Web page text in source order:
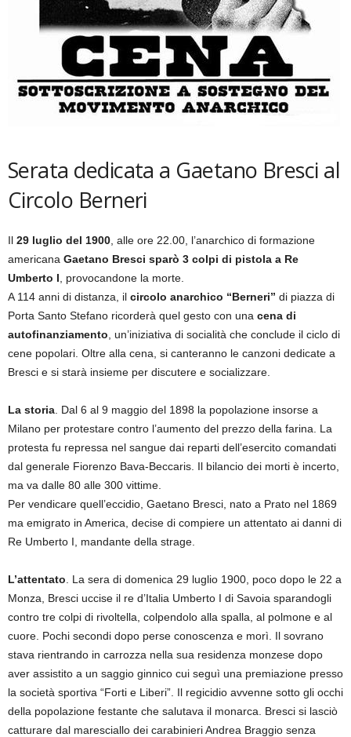
Serata dedicata a Gaetano Bresci al
Circolo Berneri
Il 29 luglio del 1900 , alle ore 22.00, l’anarchico di formazione
americana Gaetano Bresci sparò 3 colpi di pistola a Re
Umberto I , provocandone la morte.
A 114 anni di distanza, il circolo anarchico “Berneri” di piazza di
Porta Santo Stefano ricorderà quel gesto con una cena di
autofinanziamento , un’iniziativa di socialità che conclude il ciclo di
cene popolari. Oltre alla cena, si canteranno le canzoni dedicate a
Bresci e si starà insieme per discutere e socializzare.
La storia . Dal 6 al 9 maggio del 1898 la popolazione insorse a
Milano per protestare contro l’aumento del prezzo della farina. La
protesta fu repressa nel sangue dai reparti dell’esercito comandati
dal generale Fiorenzo Bava-Beccaris. Il bilancio dei morti è incerto,
ma va dalle 80 alle 300 vittime.
Per vendicare quell’eccidio, Gaetano Bresci, nato a Prato nel 1869
ma emigrato in America, decise di compiere un attentato ai danni di
Re Umberto I, mandante della strage.
L’attentato . La sera di domenica 29 luglio 1900, poco dopo le 22 a
Monza, Bresci uccise il re d’Italia Umberto I di Savoia sparandogli
contro tre colpi di rivoltella, colpendolo alla spalla, al polmone e al
cuore. Pochi secondi dopo perse conoscenza e morì. Il sovrano
stava rientrando in carrozza nella sua residenza monzese dopo
aver assistito a un saggio ginnico cui seguì una premiazione presso
la società sportiva “Forti e Liberi”. Il regicidio avvenne sotto gli occhi
della popolazione festante che salutava il monarca. Bresci si lasciò
catturare dal maresciallo dei carabinieri Andrea Braggio senza